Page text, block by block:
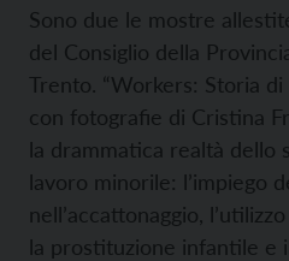
Sono due le mostre
del Consiglio della
Trento. “Workers: Storia di
con fotografie di Cristina
la drammatica realtà dello
lavoro minorile: l’impiego
nell’accattonaggio,
la prostituzione infantile e